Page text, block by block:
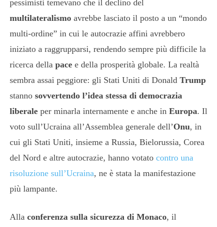
pessimisti temevano che il declino del
multilateralismo avrebbe lasciato il posto a un “mondo
multi-ordine” in cui le autocrazie affini avrebbero
iniziato a raggrupparsi, rendendo sempre più difficile la
ricerca della pace e della prosperità globale. La realtà
sembra assai peggiore: gli Stati Uniti di Donald Trump
stanno sovvertendo l’idea stessa di democrazia
liberale per minarla internamente e anche in Europa. Il
voto sull’Ucraina all’Assemblea generale dell’Onu, in
cui gli Stati Uniti, insieme a Russia, Bielorussia, Corea
del Nord e altre autocrazie, hanno votato contro una
risoluzione sull’Ucraina, ne è stata la manifestazione
più lampante.
Alla conferenza sulla sicurezza di Monaco, il